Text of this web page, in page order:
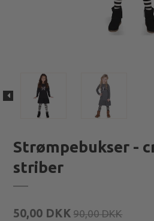
Strømpebukser -
striber
50,00 DKK 90,00 DKK